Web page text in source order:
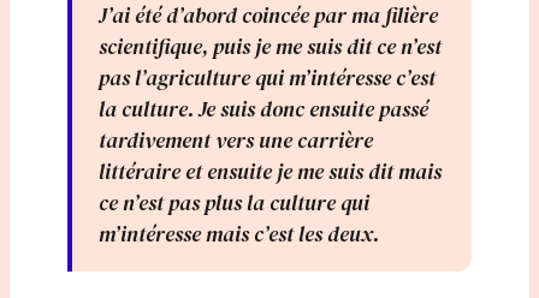
J’ai été d’abord coincée par ma filière
scientifique, puis je me suis dit ce n’est
pas l’agriculture qui m’intéresse c’est
la culture. Je suis donc ensuite passé
tardivement vers une carrière
littéraire et ensuite je me suis dit mais
ce n’est pas plus la culture qui
m’intéresse mais c’est les deux.